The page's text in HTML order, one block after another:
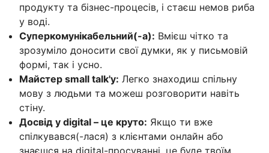
продукту та бізнес-процесів, і стаєш немов риба
у воді.
Суперкомунікабельний(-а): Вмієш чітко та
зрозуміло доносити свої думки, як у письмовій
формі, так і усно.
Майстер small talk'у: Легко знаходиш спільну
мову з людьми та можеш розговорити навіть
стіну.
Досвід у digital – це круто: Якщо ти вже
спілкувався(-лася) з клієнтами онлайн або